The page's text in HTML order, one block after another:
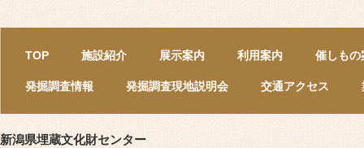
TOP 施設紹介 展示案内 利用案内 催しもの
発掘調査情報 発掘調査現地説明会 交通アクセス
新潟県埋蔵文化財センター